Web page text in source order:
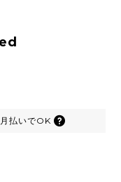
払いでOK